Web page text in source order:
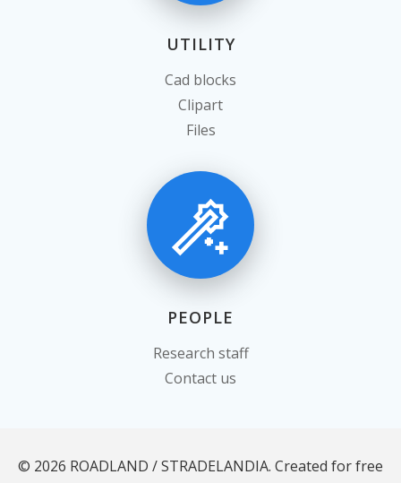
UTILITY
Cad blocks
Clipart
Files
PEOPLE
Research staff
Contact us
© 2026 ROADLAND / STRADELANDIA. Created for free